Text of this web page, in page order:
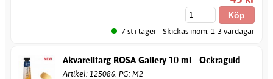
7 st i lager - Skickas inom: 1-3 vardagar
Akvarellfärg ROSA Gallery 10 ml - Ockraguld
Artikel: 125086. PG: M2